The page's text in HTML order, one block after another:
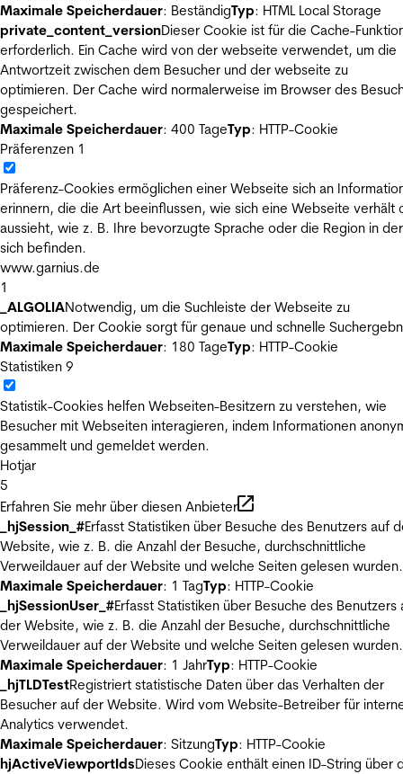
Maximale Speicherdauer: BeständigTyp: HTML Local Storage
private_content_versionDieser Cookie ist für die Cache-
erforderlich. Ein Cache wird von der webseite verwendet, um die
Antwortzeit zwischen dem Besucher und der webseite zu
optimieren. Der Cache wird normalerweise im Browser des
gespeichert.
Maximale Speicherdauer: 400 TageTyp: HTTP-Cookie
Präferenzen 1
Präferenz-Cookies ermöglichen einer Webseite sich an
erinnern, die die Art beeinflussen, wie sich eine Webseite verhält
aussieht, wie z. B. Ihre bevorzugte Sprache oder die Region in
sich befinden.
www.garnius.de
1
_ALGOLIANotwendig, um die Suchleiste der Webseite zu
optimieren. Der Cookie sorgt für genaue und schnelle
Maximale Speicherdauer: 180 TageTyp: HTTP-Cookie
Statistiken 9
Statistik-Cookies helfen Webseiten-Besitzern zu verstehen, wie
Besucher mit Webseiten interagieren, indem Informationen
gesammelt und gemeldet werden.
Hotjar
5
Erfahren Sie mehr über diesen Anbieter
_hjSession_#Erfasst Statistiken über Besuche des Benutzers auf
Website, wie z. B. die Anzahl der Besuche, durchschnittliche
Verweildauer auf der Website und welche Seiten gelesen wurden.
Maximale Speicherdauer: 1 TagTyp: HTTP-Cookie
_hjSessionUser_#Erfasst Statistiken über Besuche des Benutzers
der Website, wie z. B. die Anzahl der Besuche, durchschnittliche
Verweildauer auf der Website und welche Seiten gelesen wurden.
Maximale Speicherdauer: 1 JahrTyp: HTTP-Cookie
_hjTLDTestRegistriert statistische Daten über das Verhalten der
Besucher auf der Website. Wird vom Website-Betreiber für
Analytics verwendet.
Maximale Speicherdauer: SitzungTyp: HTTP-Cookie
hjActiveViewportIdsDieses Cookie enthält einen ID-String über